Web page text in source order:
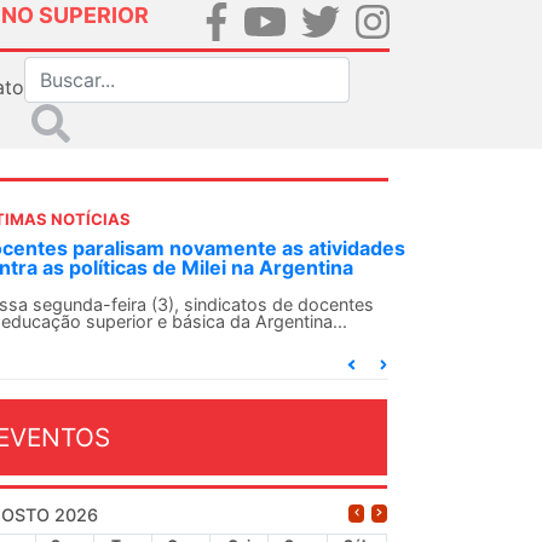
SUPERIOR
NOTÍCIAS
ANDES-SN convoca docentes para Dia de
Solidariedade Internacionalista com Cuba em
13 de agosto
O ANDES-SN conclama suas seções sindicais e o
2026